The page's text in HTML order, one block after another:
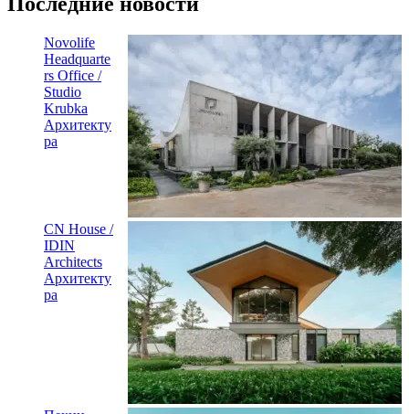
Novolife
Headquarte
rs Office /
Studio
Krubka
Архитекту
ра
CN House /
IDIN
Architects
Архитекту
ра